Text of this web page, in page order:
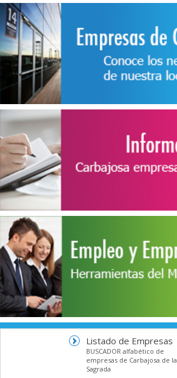
Listado de Empresas
BUSCADOR alfabético de
empresas de Carbajosa de la
Sagrada